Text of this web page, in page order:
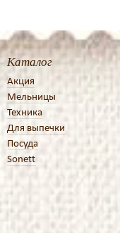
Каталог
Акция
Мельницы
Техника
Для выпечки
Посуда
Sonett